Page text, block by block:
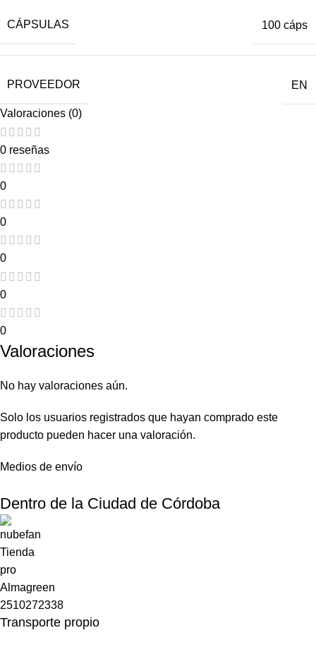
CÁPSULAS 100 cáps
PROVEEDOR EN
Valoraciones (0)
0 reseñas
0
0
0
0
0
Valoraciones
No hay valoraciones aún.
Solo los usuarios registrados que hayan comprado este
producto pueden hacer una valoración.
Medios de envío
Dentro de la Ciudad de Córdoba
Transporte propio